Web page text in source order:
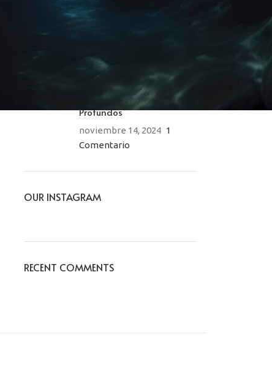
Lubina Asada con Apio
Nabo al Pimentón: Un Plato
Refinado de Sabores
Profundos
noviembre 14, 2024 1
Comentario
OUR INSTAGRAM
RECENT COMMENTS